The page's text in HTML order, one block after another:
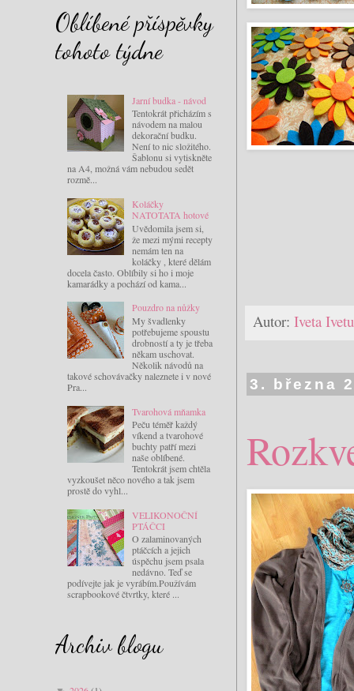
Autor: Iveta
3. března
Oblíbené příspěvky
tohoto týdne
Jarní budka - návod
Tentokrát přicházím s
návodem na malou
dekorační budku.
Není to nic složitého.
Šablonu si vytiskněte
na A4, možná vám nebudou sedět
rozmě...
Koláčky
NATOTATA hotové
Uvědomila jsem si,
že mezi mými recepty
nemám ten na
koláčky , které dělám
docela často. Oblíbily si ho i moje
kamarádky a pochází od kama...
Pouzdro na nůžky
My švadlenky
potřebujeme spoustu
drobností a ty je třeba
někam uschovat.
Několik návodů na
takové schovávačky naleznete i v nové
Pra...
Tvarohová mňamka
Peču téměř každý
víkend a tvarohové
buchty patří mezi
naše oblíbené.
Tentokrát jsem chtěla
vyzkoušet něco nového a tak jsem
prostě do vyhl...
VELIKONOČNÍ
PTÁČCI
O zalaminovaných
ptáčcích a jejich
úspěchu jsem psala
nedávno. Teď se
podívejte jak je vyrábím.Používám
scrapbookové čtvrtky, které ...
Archiv blogu